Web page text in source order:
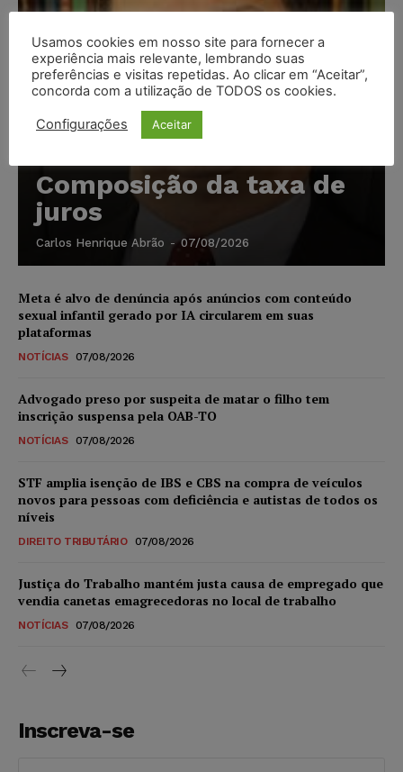
Composição da taxa de
juros
Carlos Henrique Abrão - 07/08/2026
Meta é alvo de denúncia após anúncios com conteúdo
sexual infantil gerado por IA circularem em suas
plataformas
NOTÍCIAS 07/08/2026
Advogado preso por suspeita de matar o filho tem
inscrição suspensa pela OAB-TO
NOTÍCIAS 07/08/2026
STF amplia isenção de IBS e CBS na compra de veículos
novos para pessoas com deficiência e autistas de todos os
níveis
DIREITO TRIBUTÁRIO 07/08/2026
Justiça do Trabalho mantém justa causa de empregado que
vendia canetas emagrecedoras no local de trabalho
NOTÍCIAS 07/08/2026
Inscreva-se
Usamos cookies em nosso site para fornecer a
experiência mais relevante, lembrando suas
preferências e visitas repetidas. Ao clicar em “Aceitar”,
concorda com a utilização de TODOS os cookies.
Configurações Aceitar